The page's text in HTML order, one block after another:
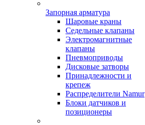
Запорная арматура
Шаровые краны
Седельные клапаны
Электромагнитные
клапаны
Пневмоприводы
Дисковые затворы
Принадлежности и
крепеж
Распределители Namur
Блоки датчиков и
позиционеры